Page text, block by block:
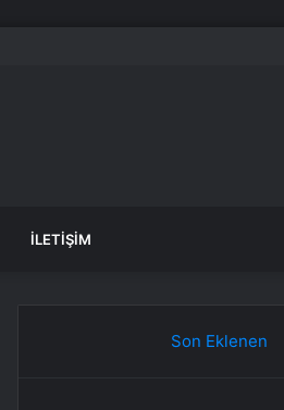
İLETIŞIM
Son Eklenen